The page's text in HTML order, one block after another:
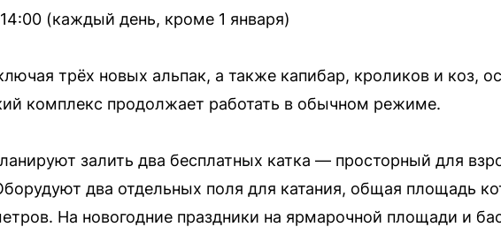
(каждый день, кроме 1 января)
трёх новых альпак, а также капибар, кроликов и коз,
комплекс продолжает работать в обычном режиме.
залить два бесплатных катка — просторный для
два отдельных поля для катания, общая площадь
На новогодние праздники на ярмарочной площади и